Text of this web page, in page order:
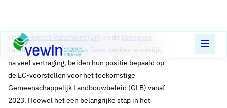
Direct naar content
Terug naar de startpagina
HetEuropees Parlement (EP) en de Europese
Landbouwministers in de Raad hebben eindelijk,
na veel vertraging, beiden hun positie bepaald op
de EC-voorstellen voor het toekomstige
Gemeenschappelijk Landbouwbeleid (GLB) vanaf
2023. Hoewel het een belangrijke stap in het